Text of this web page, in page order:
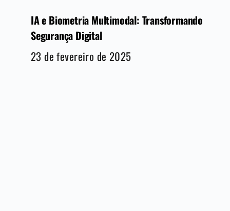
IA e Biometria Multimodal: Transformando
Segurança Digital
23 de fevereiro de 2025